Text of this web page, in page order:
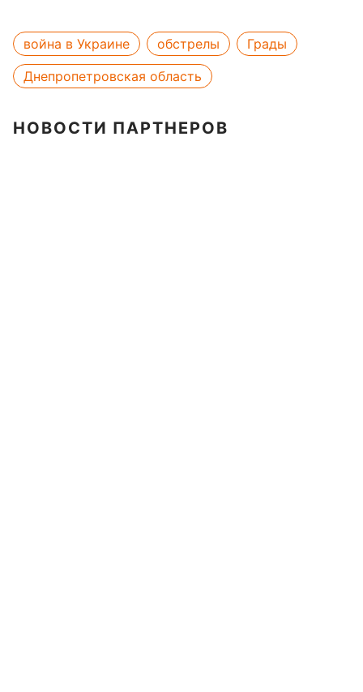
война в Украине обстрелы
Грады
Днепропетровская область
НОВОСТИ ПАРТНЕРОВ